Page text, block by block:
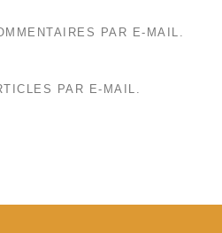
PAR E-MAIL.
PAR E-MAIL.